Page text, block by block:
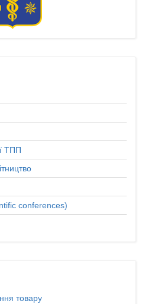
ТПП
conferences)
товару